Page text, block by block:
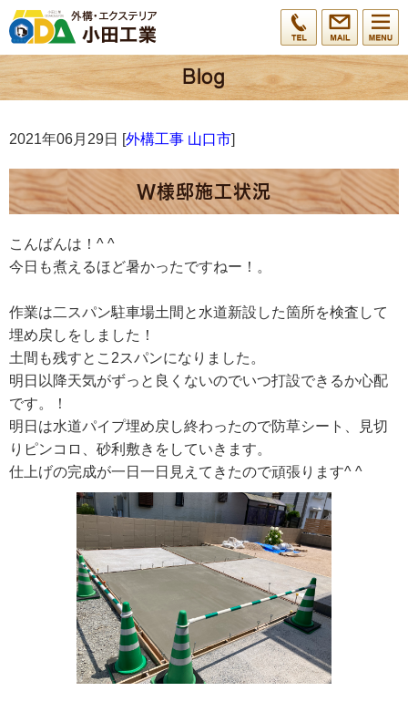
2021年06月29日 [外構工事 山口市]
W様邸施工状況
こんばんは！^ ^
今日も煮えるほど暑かったですねー！。
作業は二スパン駐車場土間と水道新設した箇所を検査して
埋め戻しをしました！
土間も残すとこ2スパンになりました。
明日以降天気がずっと良くないのでいつ打設できるか心配
です。！
明日は水道パイプ埋め戻し終わったので防草シート、見切
りピンコロ、砂利敷きをしていきます。
仕上げの完成が一日一日見えてきたので頑張ります^ ^